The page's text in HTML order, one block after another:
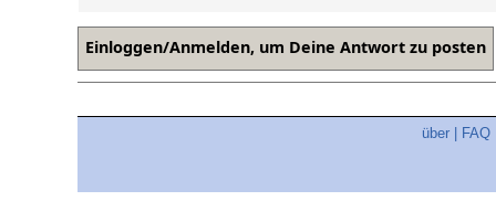
über FAQ